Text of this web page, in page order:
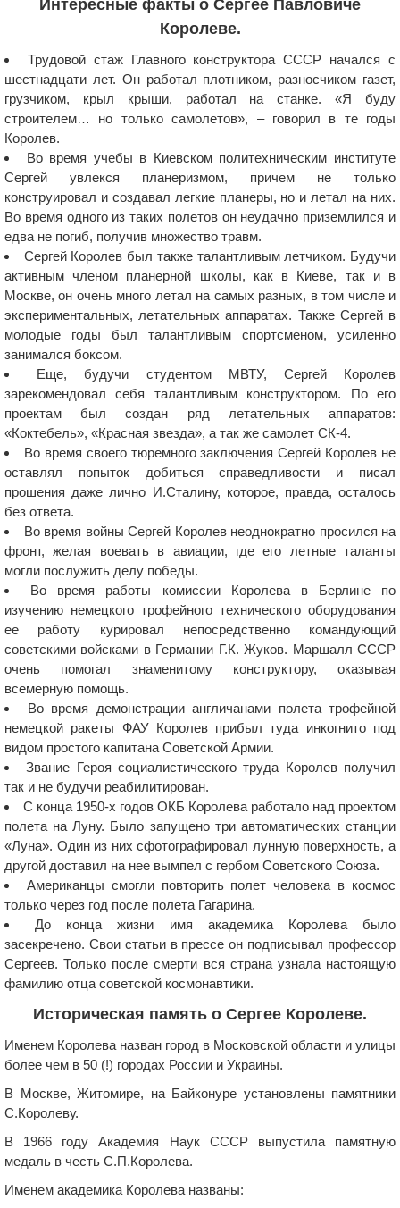
Интересные факты о Сергее Павловиче
Королеве.
Трудовой стаж Главного конструктора СССР начался с
шестнадцати лет. Он работал плотником, разносчиком газет,
грузчиком, крыл крыши, работал на станке. «Я буду
строителем… но только самолетов», – говорил в те годы
Королев.
Во время учебы в Киевском политехническим институте
Сергей увлекся планеризмом, причем не только
конструировал и создавал легкие планеры, но и летал на них.
Во время одного из таких полетов он неудачно приземлился и
едва не погиб, получив множество травм.
Сергей Королев был также талантливым летчиком. Будучи
активным членом планерной школы, как в Киеве, так и в
Москве, он очень много летал на самых разных, в том числе и
экспериментальных, летательных аппаратах. Также Сергей в
молодые годы был талантливым спортсменом, усиленно
занимался боксом.
Еще, будучи студентом МВТУ, Сергей Королев
зарекомендовал себя талантливым конструктором. По его
проектам был создан ряд летательных аппаратов:
«Коктебель», «Красная звезда», а так же самолет СК-4.
Во время своего тюремного заключения Сергей Королев не
оставлял попыток добиться справедливости и писал
прошения даже лично И.Сталину, которое, правда, осталось
без ответа.
Во время войны Сергей Королев неоднократно просился на
фронт, желая воевать в авиации, где его летные таланты
могли послужить делу победы.
Во время работы комиссии Королева в Берлине по
изучению немецкого трофейного технического оборудования
ее работу курировал непосредственно командующий
советскими войсками в Германии Г.К. Жуков. Маршалл СССР
очень помогал знаменитому конструктору, оказывая
всемерную помощь.
Во время демонстрации англичанами полета трофейной
немецкой ракеты ФАУ Королев прибыл туда инкогнито под
видом простого капитана Советской Армии.
Звание Героя социалистического труда Королев получил
так и не будучи реабилитирован.
С конца 1950-х годов ОКБ Королева работало над проектом
полета на Луну. Было запущено три автоматических станции
«Луна». Один из них сфотографировал лунную поверхность, а
другой доставил на нее вымпел с гербом Советского Союза.
Американцы смогли повторить полет человека в космос
только через год после полета Гагарина.
До конца жизни имя академика Королева было
засекречено. Свои статьи в прессе он подписывал профессор
Сергеев. Только после смерти вся страна узнала настоящую
фамилию отца советской космонавтики.
Историческая память о Сергее Королеве.
Именем Королева назван город в Московской области и улицы
более чем в 50 (!) городах России и Украины.
В Москве, Житомире, на Байконуре установлены памятники
С.Королеву.
В 1966 году Академия Наук СССР выпустила памятную
медаль в честь С.П.Королева.
Именем академика Королева названы: